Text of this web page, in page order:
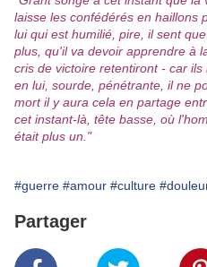
laisse les confédérés en haillons
lui qui est humilié, pire, il sent
plus, qu'il va devoir apprendre à
cris de victoire retentiront - car
en lui, sourde, pénétrante, il ne
mort il y aura cela en partage
cet instant-là, tête basse, où
était plus un."
#guerre #amour #culture
Partager